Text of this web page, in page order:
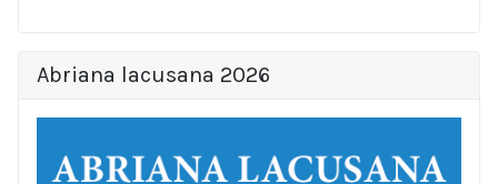
Abriana lacusana 2026